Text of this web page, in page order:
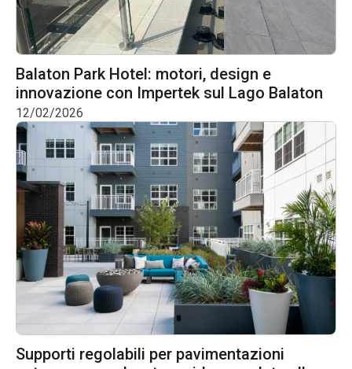
Balaton Park Hotel: motori, design e
innovazione con Impertek sul Lago Balaton
12/02/2026
Supporti regolabili per pavimentazioni